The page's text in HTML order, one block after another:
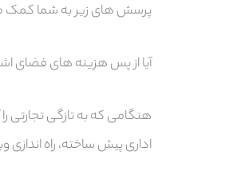
پرسش های زیر به شما کمک
آیا از پس هزینه های فضای
هنگامی که به تازگی تجارتی
اداری پیش ساخته، راه اندازی